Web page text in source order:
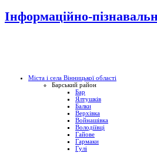
Інформаційно-
Міста і села Вінницької області
Барський район
Бар
Ялтушків
Балки
Верхівка
Войнашівка
Володіївці
Гайове
Гармаки
Гулі